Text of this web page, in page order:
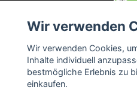
Wir verwenden
Wir verwenden Cookies,
Inhalte individuell
bestmögliche Erlebnis zu
einkaufen.